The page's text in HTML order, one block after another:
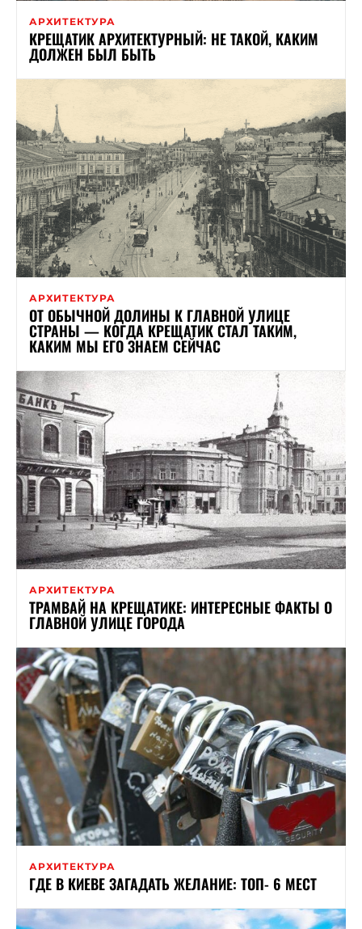
АРХИТЕКТУРА
КРЕЩАТИК АРХИТЕКТУРНЫЙ: НЕ ТАКОЙ, КАКИМ
ДОЛЖЕН БЫЛ БЫТЬ
АРХИТЕКТУРА
ОТ ОБЫЧНОЙ ДОЛИНЫ К ГЛАВНОЙ УЛИЦЕ
СТРАНЫ — КОГДА КРЕЩАТИК СТАЛ ТАКИМ,
КАКИМ МЫ ЕГО ЗНАЕМ СЕЙЧАС
АРХИТЕКТУРА
ТРАМВАЙ НА КРЕЩАТИКЕ: ИНТЕРЕСНЫЕ ФАКТЫ О
ГЛАВНОЙ УЛИЦЕ ГОРОДА
АРХИТЕКТУРА
ГДЕ В КИЕВЕ ЗАГАДАТЬ ЖЕЛАНИЕ: ТОП- 6 МЕСТ